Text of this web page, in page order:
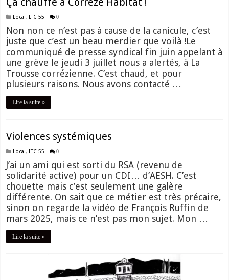
Local, LTC 55 0
Non non ce n’est pas à cause de la canicule, c’est
juste que c’est un beau merdier que voilà !Le
communiqué de presse syndical fin juin appelant à
une grève le jeudi 3 juillet nous a alertés, à La
Trousse corrézienne. C’est chaud, et pour
plusieurs raisons. Nous avons contacté …
Lire la suite »
Violences systémiques
Local, LTC 55 0
J’ai un ami qui est sorti du RSA (revenu de
solidarité active) pour un CDI… d’AESH. C’est
chouette mais c’est seulement une galère
différente. On sait que ce métier est très précaire,
sinon on regarde la vidéo de François Ruffin de
mars 2025, mais ce n’est pas mon sujet. Mon …
Lire la suite »